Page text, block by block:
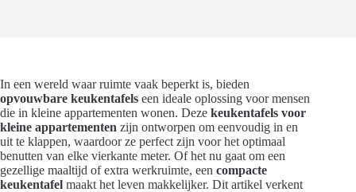
In een wereld waar ruimte vaak beperkt is, bieden
opvouwbare keukentafels een ideale oplossing voor mensen
die in kleine appartementen wonen. Deze keukentafels voor
kleine appartementen zijn ontworpen om eenvoudig in en
uit te klappen, waardoor ze perfect zijn voor het optimaal
benutten van elke vierkante meter. Of het nu gaat om een
gezellige maaltijd of extra werkruimte, een compacte
keukentafel maakt het leven makkelijker. Dit artikel verkent